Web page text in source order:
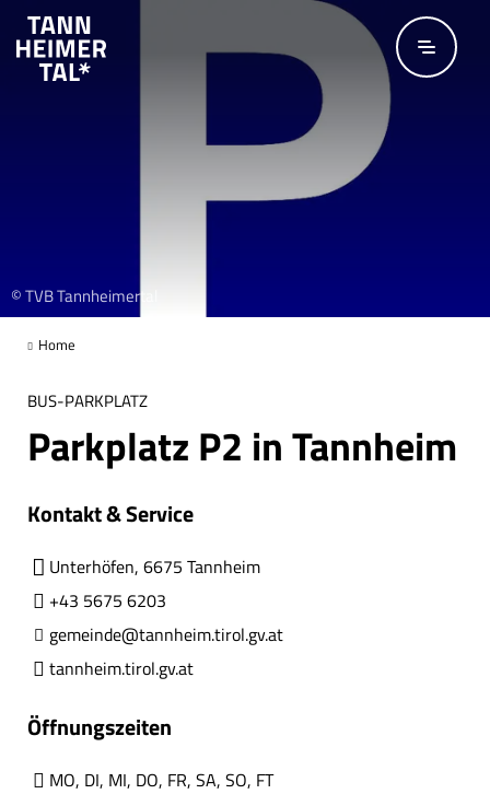
© TVB Tannheimertal
Home
BUS-PARKPLATZ
Parkplatz P2 in Tannheim
Kontakt & Service
Unterhöfen, 6675 Tannheim
+43 5675 6203
gemeinde@tannheim.tirol.gv.at
tannheim.tirol.gv.at
Öffnungszeiten
MO, DI, MI, DO, FR, SA, SO, FT